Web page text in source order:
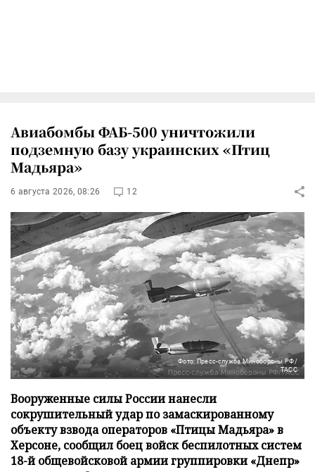
Авиабомбы ФАБ-500 уничтожили
подземную базу украинских «Птиц
Мадьяра»
6 августа 2026, 08:26 12
Фото: Пресс-служба Минобороны РФ/
ТАСС
Вооруженные силы России нанесли
сокрушительный удар по замаскированному
объекту взвода операторов «Птицы Мадьяра» в
Херсоне, сообщил боец войск беспилотных систем
18-й общевойсковой армии группировки «Днепр»